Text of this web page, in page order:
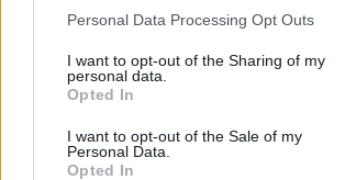
Personal Data Processing Opt Outs
I want to opt-out of the Sharing of my
personal data.
Opted In
I want to opt-out of the Sale of my
Personal Data.
Opted In